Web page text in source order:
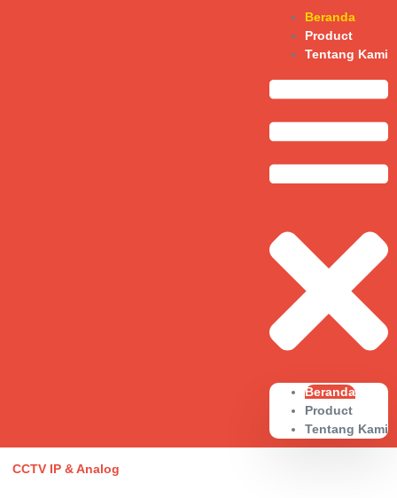
Beranda
Product
Tentang Kami
Beranda
Product
Tentang Kami
CCTV IP & Analog